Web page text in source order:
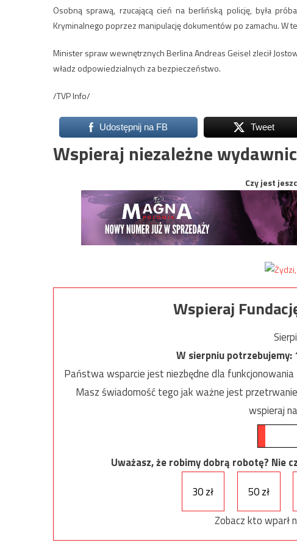
Osobną sprawą, rzucającą cień na berlińską policję, była
Kryminalnego poprzez manipulację dokumentów po zamachu. W
Minister spraw wewnętrznych Berlina Andreas Geisel zlecił
władz odpowiedzialnych za bezpieczeństwo.
/TVP Info/
Udostępnij na FB Tweet
Wspieraj niezależne
Czy jest
Wspieraj
W sierpniu potrzebujemy:
Państwa wsparcie jest niezbędne dla funkcjonowania
Masz świadomość tego jak ważne jest
wspieraj
Uważasz, że robimy dobrą robotę? Nie
30 zł
50 zł
Zobacz kto wparł